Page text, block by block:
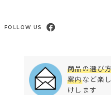
FOLLOW US
商品の選び
案内など楽
けします